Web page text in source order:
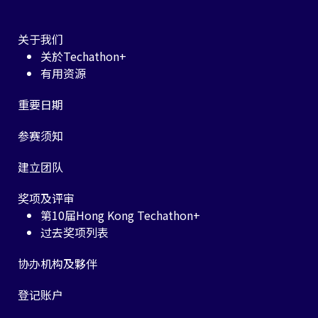
关于我们
关於Techathon+
有用资源
重要日期
参赛须知
建立团队
奖项及评审
第10届Hong Kong Techathon+
过去奖项列表
协办机构及夥伴
登记账户